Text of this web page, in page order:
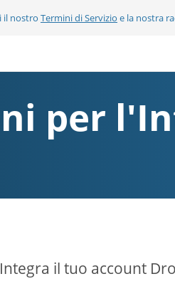
il nostro Termini di Servizio e la nostra
per
Integra il tuo account